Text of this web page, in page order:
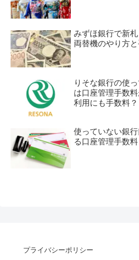
みずほ銀行で新
両替機のやり方
りそな銀行の使
は口座管理手数
利用にも手数料？
使っていない銀
る口座管理手数料
プライバシーポリシー